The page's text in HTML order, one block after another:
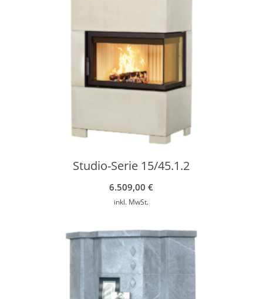
Studio-Serie 15/45.1.2
6.509,00€
inkl. MwSt.